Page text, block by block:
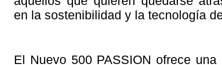
en la sostenibilidad y la tecnología
El Nuevo 500 PASSION ofrece